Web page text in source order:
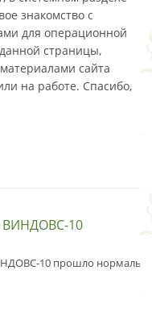
знакомство с
для операционной
страницы,
сайта
на работе. Спасибо,
ВИНДОВС-10
10 прошло